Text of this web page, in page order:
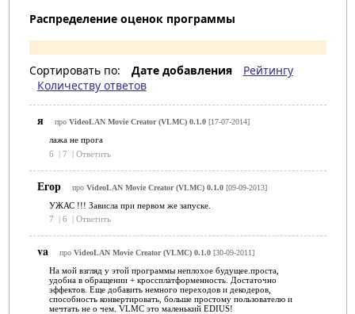
Распределение оценок программы
Сортировать по: Дате добавления
Рейтингу
Количеству ответов
я про VideoLAN Movie Creator (VLMC) 0.1.0[17-07-2014]
лажа не прога
6
| 7 | Ответить
Егор про VideoLAN Movie Creator (VLMC) 0.1.0[09-09-2013]
УЖАС !!! Зависла при первом же запуске.
7
| 6 | Ответить
va про VideoLAN Movie Creator (VLMC) 0.1.0[30-09-2011]
На мой взгляд у этой программы неплохое будущее.проста,
удобна в обращении + кроссплатформенность. Достаточно
эффектов. Еще добавить немного переходов и декодеров,
способность конвертировать, больше простому пользователю и
мечтать не о чем. VLMC это маленький EDIUS!